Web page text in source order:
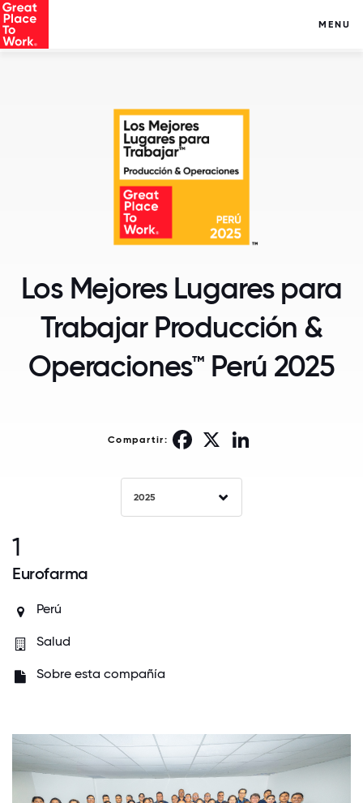
MENU
Los Mejores Lugares para
Trabajar Producción &
Operaciones™ Perú 2025
Compartir: Facebook
2025
1
Eurofarma
Perú
Salud
Sobre esta compañía